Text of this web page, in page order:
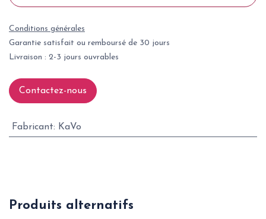
Conditions générales
Garantie satisfait ou remboursé de 30 jours
Livraison : 2-3 jours ouvrables
Contactez-nous
Fabricant: KaVo
Produits alternatifs